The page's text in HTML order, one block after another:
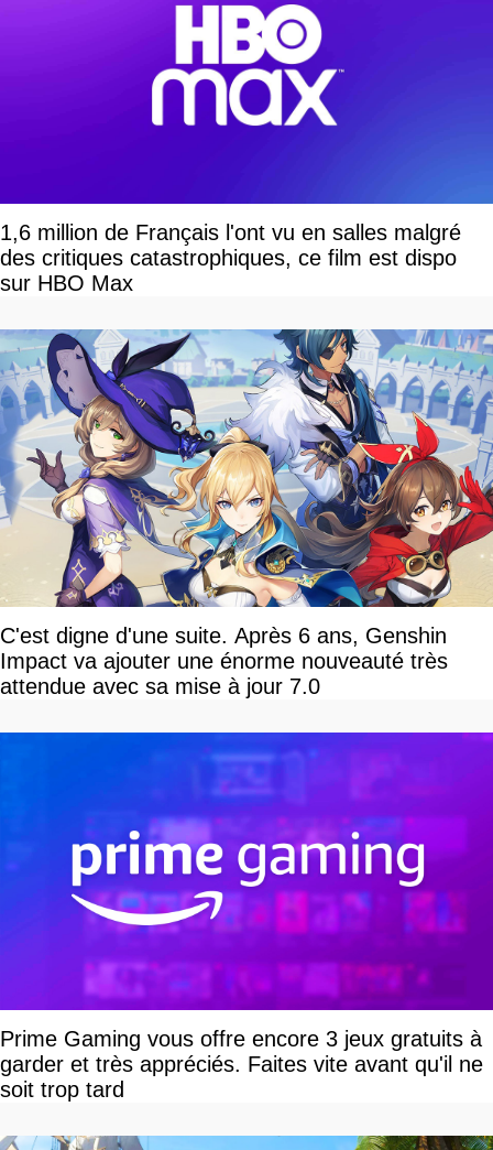
1,6 million de Français l'ont vu en salles malgré
des critiques catastrophiques, ce film est dispo
sur HBO Max
C'est digne d'une suite. Après 6 ans, Genshin
Impact va ajouter une énorme nouveauté très
attendue avec sa mise à jour 7.0
Prime Gaming vous offre encore 3 jeux gratuits à
garder et très appréciés. Faites vite avant qu'il ne
soit trop tard